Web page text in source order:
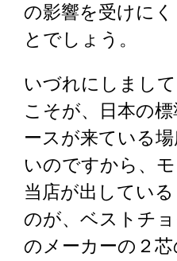
の影響を受けに
とでしょう。
いづれにしまし
こそが、日本の
ースが来ている
いのですから、
当店が出してい
のが、ベストチ
のメーカーの２